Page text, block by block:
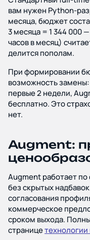
вам нужен Python-
месяца, бюджет
3 месяца = 1 344 000
часов в месяц)
делится пополам.
При формировании
возможность
первые 2 недели,
бесплатно. Это
нет.
Augment:
Augment работает
без скрытых
согласования
коммерческое
сроком выхода.
странице